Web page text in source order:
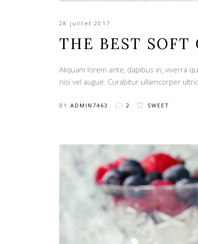
28 juillet 2017
THE BEST SOFT
Aliquam lorem ante, dapibus in, viverra
nisi vel augue. Curabitur ullamcorper
BY ADMIN7463 2 SWEET